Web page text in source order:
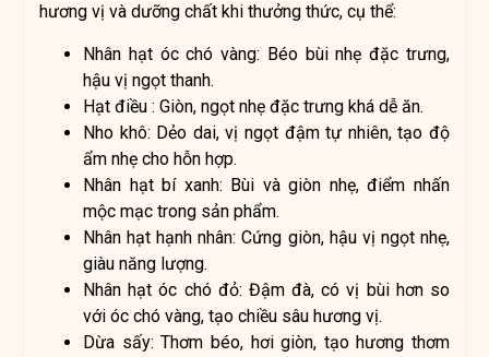
hương vị và dưỡng chất khi thưởng thức, cụ thể:
Nhân hạt óc chó vàng: Béo bùi nhẹ đặc trưng,
hậu vị ngọt thanh.
Hạt điều : Giòn, ngọt nhẹ đặc trưng khá dễ ăn.
Nho khô: Dẻo dai, vị ngọt đậm tự nhiên, tạo độ
ẩm nhẹ cho hỗn hợp.
Nhân hạt bí xanh: Bùi và giòn nhẹ, điểm nhấn
mộc mạc trong sản phẩm.
Nhân hạt hạnh nhân: Cứng giòn, hậu vị ngọt nhẹ,
giàu năng lượng.
Nhân hạt óc chó đỏ: Đậm đà, có vị bùi hơn so
với óc chó vàng, tạo chiều sâu hương vị.
Dừa sấy: Thơm béo, hơi giòn, tạo hương thơm